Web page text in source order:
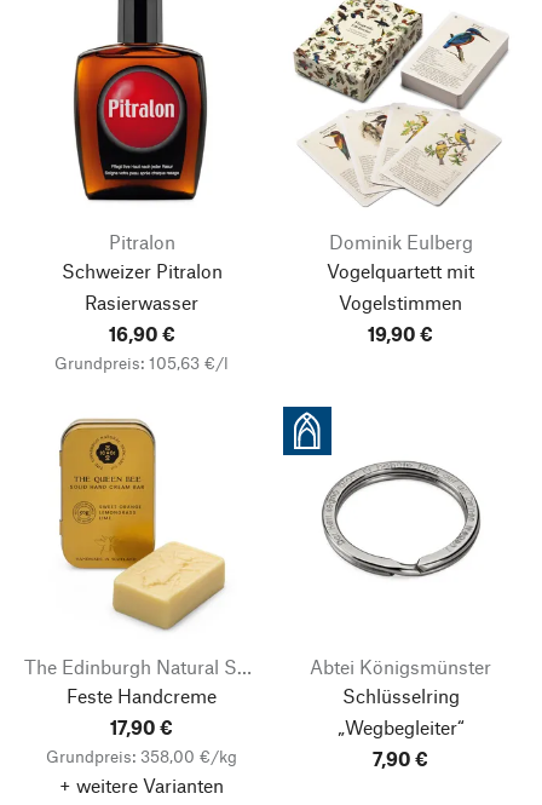
Pitralon
Schweizer Pitralon
Rasierwasser
16,90 €
Grundpreis: 105,63 €/l
Dominik Eulberg
Vogelquartett mit
Vogelstimmen
19,90 €
The Edinburgh Natural Skincare Company
Feste Handcreme
17,90 €
Grundpreis: 358,00 €/kg
+ weitere Varianten
Abtei Königsmünster
Schlüsselring
„Wegbegleiter“
7,90 €